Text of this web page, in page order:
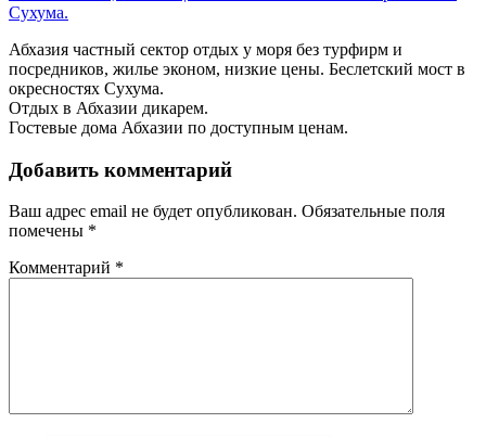
Абхазия частный сектор отдых у моря без турфирм и
посредников, жилье эконом, низкие цены. Беслетский мост в
окресностях Сухума.
Отдых в Абхазии дикарем.
Гостевые дома Абхазии по доступным ценам.
Добавить комментарий
Ваш адрес email не будет опубликован. Обязательные поля
помечены *
Комментарий *